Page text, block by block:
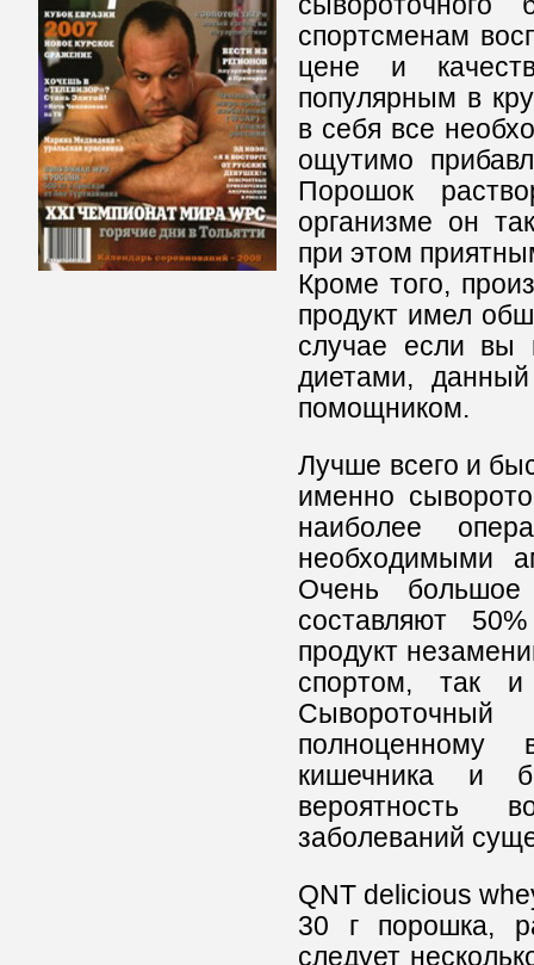
спортсменам
цене и
популярным в
в себя все
ощутимо
Порошок
организме он
при этом
Кроме того,
продукт имел
случае если вы
диетами,
помощником.
Лучше всего и
именно
наиболее
необходимыми
Очень большое
составляют
продукт
спортом, так и
полноценному
кишечника и
вероятность
заболеваний
QNT delicious
30 г порошка,
следует